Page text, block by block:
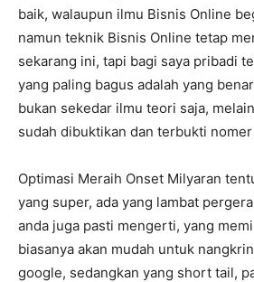
baik, walaupun ilmu Bisnis Online
namun teknik Bisnis Online tetap
sekarang ini, tapi bagi saya pribadi
yang paling bagus adalah yang
bukan sekedar ilmu teori saja,
sudah dibuktikan dan terbukti
Optimasi Meraih Onset Milyaran
yang super, ada yang lambat
anda juga pasti mengerti, yang
biasanya akan mudah untuk
google, sedangkan yang short tail,